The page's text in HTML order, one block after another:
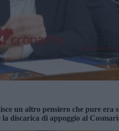
un altro pensiero che pure era
discarica di appoggio al